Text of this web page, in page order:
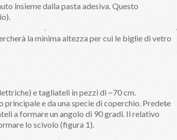
insieme dalla pasta adesiva. Questo
la minima altezza per cui le biglie di vetro
e tagliateli in pezzi di ~70 cm.
e da una specie di coperchio. Predete
a formare un angolo di 90 gradi. Il relativo
lo scivolo (figura 1).